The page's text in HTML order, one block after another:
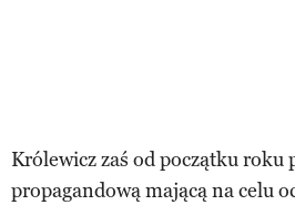
Królewicz zaś od początku roku
propagandową mającą na celu